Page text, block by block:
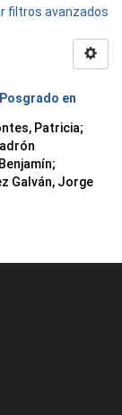
filtros avanzados
en
Patricia;
;
Galván, Jorge